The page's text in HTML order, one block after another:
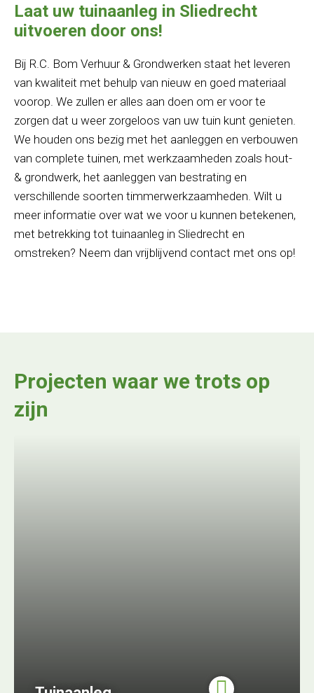
Laat uw tuinaanleg in Sliedrecht
uitvoeren door ons!
Bij R.C. Bom Verhuur & Grondwerken staat het leveren
van kwaliteit met behulp van nieuw en goed materiaal
voorop. We zullen er alles aan doen om er voor te
zorgen dat u weer zorgeloos van uw tuin kunt genieten.
We houden ons bezig met het aanleggen en verbouwen
van complete tuinen, met werkzaamheden zoals hout-
& grondwerk, het aanleggen van bestrating en
verschillende soorten timmerwerkzaamheden. Wilt u
meer informatie over wat we voor u kunnen betekenen,
met betrekking tot tuinaanleg in Sliedrecht en
omstreken? Neem dan vrijblijvend contact met ons op!
Projecten waar we trots op
zijn